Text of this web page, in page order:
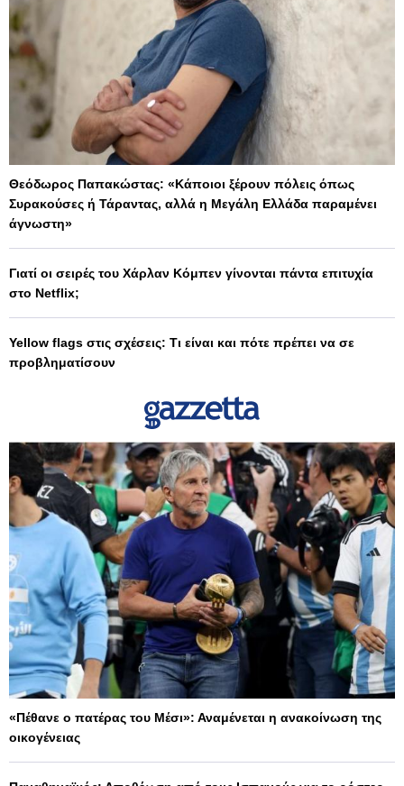
Θεόδωρος Παπακώστας: «Κάποιοι ξέρουν πόλεις όπως
Συρακούσες ή Τάραντας, αλλά η Μεγάλη Ελλάδα παραμένει
άγνωστη»
Γιατί οι σειρές του Χάρλαν Κόμπεν γίνονται πάντα επιτυχία
στο Netflix;
Yellow flags στις σχέσεις: Τι είναι και πότε πρέπει να σε
προβληματίσουν
«Πέθανε ο πατέρας του Μέσι»: Αναμένεται η ανακοίνωση της
οικογένειας